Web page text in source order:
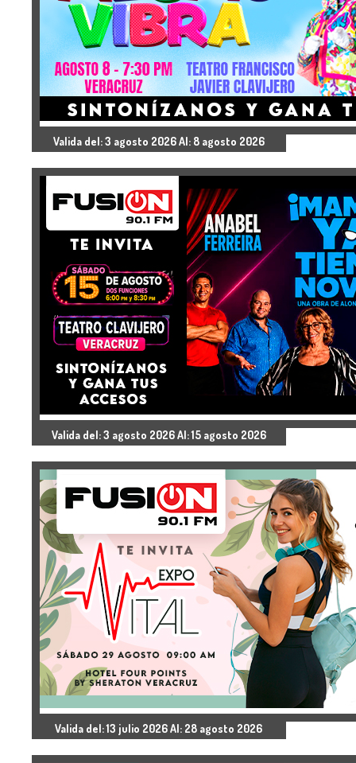
Valida del: 3 agosto 2026 Al: 8 agosto 2026
Valida del: 3 agosto 2026 Al: 15 agosto 2026
Valida del: 13 julio 2026 Al: 28 agosto 2026